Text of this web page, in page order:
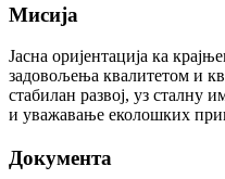
Мисија
Јасна оријентација ка
задовољења квалитетом и
стабилан развој, уз сталну
и уважавање еколошких
Документа